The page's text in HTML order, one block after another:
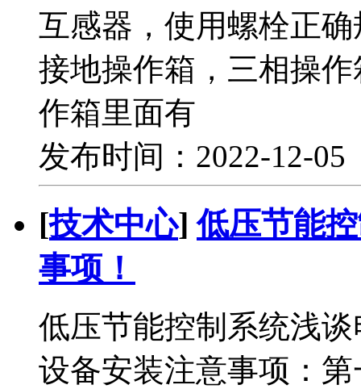
互感器，使用螺栓正
接地操作箱，三相操
作箱里面有
发布时间：2022-12-
[技术中心]低压节能
事项！
低压节能控制系统浅
设备安装注意事项：